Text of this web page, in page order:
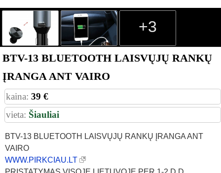
+3
BTV-13 BLUETOOTH LAISVŲJŲ RANKŲ
ĮRANGA ANT VAIRO
kaina: 39 €
vieta: Šiauliai
BTV-13 BLUETOOTH LAISVŲJŲ RANKŲ ĮRANGA ANT
VAIRO
WWW.PIRKCIAU.LT